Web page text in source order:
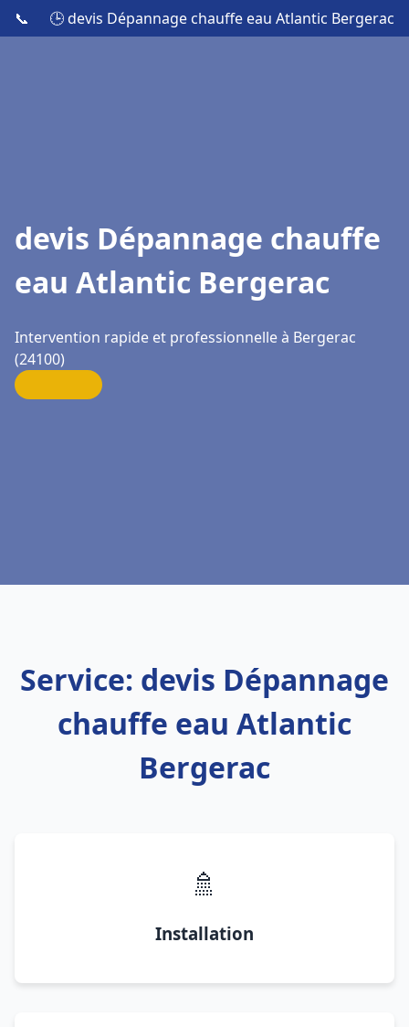
📞 🕒 devis Dépannage chauffe eau Atlantic Bergerac
devis Dépannage chauffe
eau Atlantic Bergerac
Intervention rapide et professionnelle à Bergerac
(24100)
Service: devis Dépannage
chauffe eau Atlantic
Bergerac
🚿
Installation